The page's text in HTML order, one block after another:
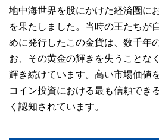
地中海世界を股にかけた経済圏に
を果たしました。当時の王たちが
めに発行したこの金貨は、数千年
お、その黄金の輝きを失うことな
輝き続けています。高い市場価値
コイン投資における最も信頼でき
く認知されています。